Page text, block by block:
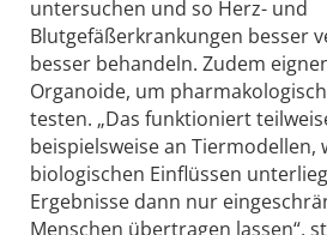
untersuchen und so Herz- und
Blutgefäßerkrankungen besser
besser behandeln. Zudem
Organoide, um
testen. „Das funktioniert
beispielsweise an Tiermodellen,
biologischen Einflüssen
Ergebnisse dann nur
Menschen übertragen lassen“,